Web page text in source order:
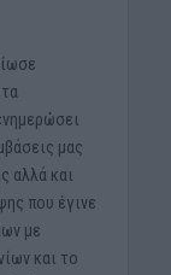
μας
αλλά και
που έγινε
με
και το